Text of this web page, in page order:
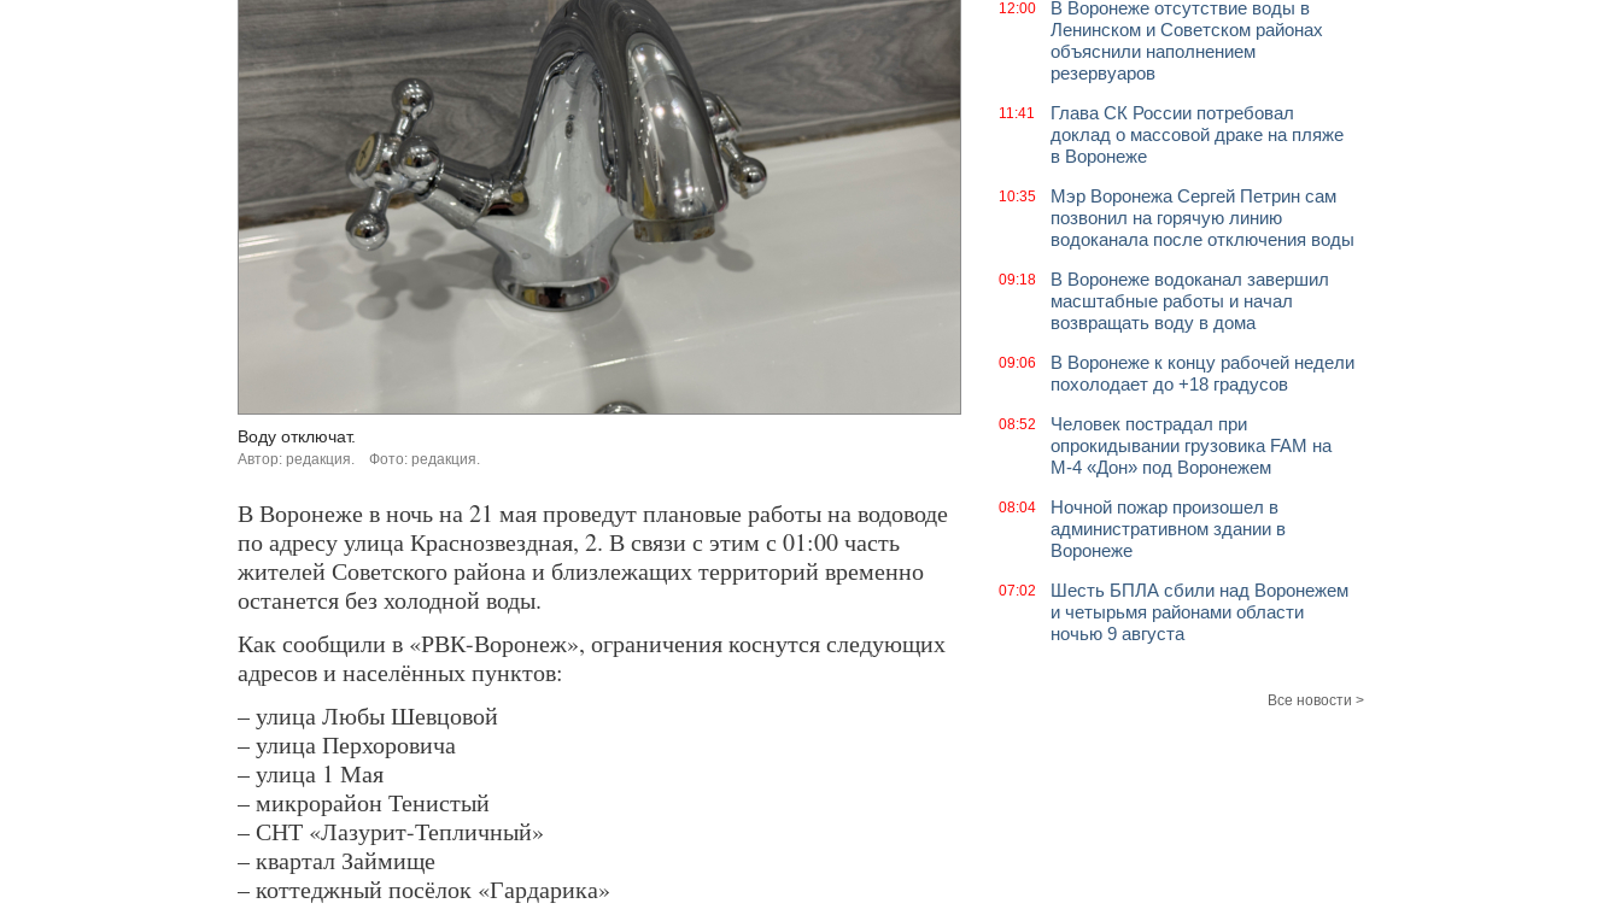
Воду отключат.
Автор: редакция. Фото: редакция.
В Воронеже в ночь на 21 мая проведут плановые работы на водоводе
по адресу улица Краснозвездная, 2. В связи с этим с 01:00 часть
жителей Советского района и близлежащих территорий временно
останется без холодной воды.
Как сообщили в «РВК-Воронеж», ограничения коснутся следующих
адресов и населённых пунктов:
– улица Любы Шевцовой
– улица Перхоровича
– улица 1 Мая
– микрорайон Тенистый
– СНТ «Лазурит-Тепличный»
– квартал Займище
– коттеджный посёлок «Гардарика»
12:00
В Воронеже отсутствие воды в
Ленинском и Советском районах
объяснили наполнением
резервуаров
11:41
Глава СК России потребовал
доклад о массовой драке на пляже
в Воронеже
10:35
Мэр Воронежа Сергей Петрин сам
позвонил на горячую линию
водоканала после отключения воды
09:18
В Воронеже водоканал завершил
масштабные работы и начал
возвращать воду в дома
09:06
В Воронеже к концу рабочей недели
похолодает до +18 градусов
08:52
Человек пострадал при
опрокидывании грузовика FAM на
М-4 «Дон» под Воронежем
08:04
Ночной пожар произошел в
административном здании в
Воронеже
07:02
Шесть БПЛА сбили над Воронежем
и четырьмя районами области
ночью 9 августа
Все новости >